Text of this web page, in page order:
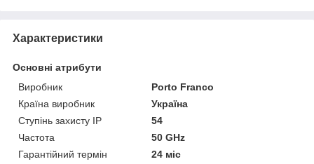
Характеристики
Основні атрибути
Виробник
Porto Franco
Країна виробник
Україна
Ступінь захисту IP
54
Частота
50 GHz
Гарантійний термін
24 міс